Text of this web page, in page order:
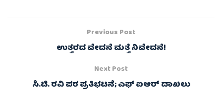
Previous Post
ಉತ್ತರದ ವೇದನೆ ಮತ್ತೆ ನಿವೇದನೆ!
Next Post
ಸಿ.ಟಿ. ರವಿ ಪರ ಪ್ರತಿಭಟನೆ; ಎಫ್ ಐಆರ್ ದಾಖಲು